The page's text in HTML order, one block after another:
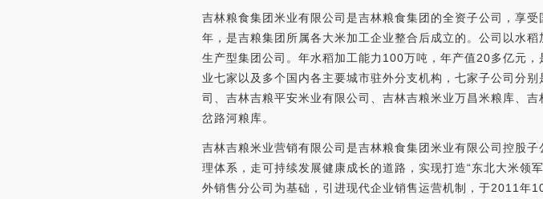
吉林粮食集团米业有限公司是吉林粮食集团的全资子公司，享
年，是吉粮集团所属各大米加工企业整合后成立的。公司以水
生产型集团公司。年水稻加工能力100万吨，年产值20多亿元
业七家以及多个国内各主要城市驻外分支机构，七家子公司分
司、吉林吉粮平安米业有限公司、吉林吉粮米业万昌米粮库、
岔路河粮库。
吉林吉粮米业营销有限公司是吉林粮食集团米业有限公司控股
理体系，走可持续发展健康成长的道路，实现打造“东北大米领
外销售分公司为基础，引进现代企业销售运营机制，于2011年